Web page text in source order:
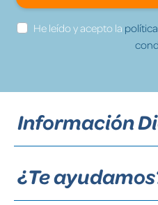
He leído y acepto la
Información
¿Te